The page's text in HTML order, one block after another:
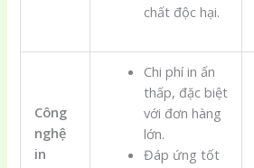
chất độc hại.
Công
nghệ
in
Chi phí in ấn
thấp, đặc biệt
với đơn hàng
lớn.
Đáp ứng tốt